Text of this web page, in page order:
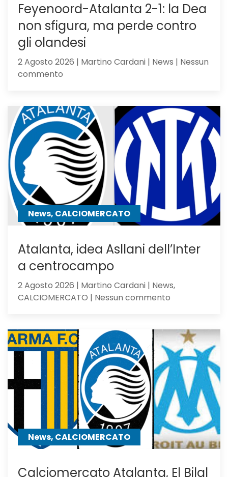
Feyenoord-Atalanta 2-1: la Dea
non sfigura, ma perde contro
gli olandesi
2 Agosto 2026 | Martino Cardani | News | Nessun
commento
2-
1:
la
Dea
non
sfigura,
ma
perde
contro
gli
News, CALCIOMERCATO
Atalanta, idea Asllani dell’Inter
a centrocampo
2 Agosto 2026 | Martino Cardani | News,
CALCIOMERCATO | Nessun commento
Asllani
dell’Inter
a
centrocampo
News, CALCIOMERCATO
Calciomercato Atalanta, El Bilal